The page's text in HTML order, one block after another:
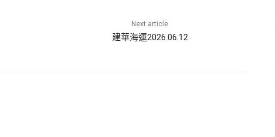
Next article
建華海運2026.06.12